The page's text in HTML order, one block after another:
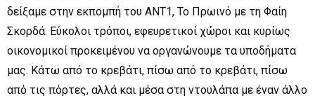
δείξαμε στην εκπομπή του ΑΝΤ1, Το Πρωινό με τη Φαίη
Σκορδά. Εύκολοι τρόποι, εφευρετικοί χώροι και κυρίως
οικονομικοί προκειμένου να οργανώνουμε τα υποδήματα
μας. Κάτω από το κρεβάτι, πίσω από το κρεβάτι, πίσω
από τις πόρτες, αλλά και μέσα στη ντουλάπα με έναν άλλο